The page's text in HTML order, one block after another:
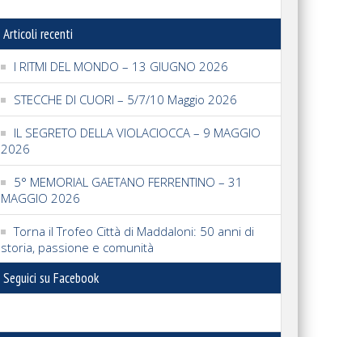
Articoli recenti
I RITMI DEL MONDO – 13 GIUGNO 2026
STECCHE DI CUORI – 5/7/10 Maggio 2026
IL SEGRETO DELLA VIOLACIOCCA – 9 MAGGIO
2026
5° MEMORIAL GAETANO FERRENTINO – 31
MAGGIO 2026
Torna il Trofeo Città di Maddaloni: 50 anni di
storia, passione e comunità
Seguici su Facebook